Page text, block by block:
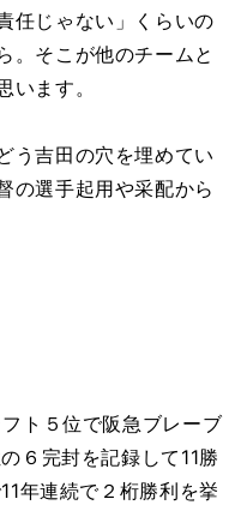
任じゃない」くらいの
。そこが他のチームと
います。
う吉田の穴を埋めてい
の選手起用や采配から
ト５位で阪急ブレーブ
６完封を記録して11勝
年連続で２桁勝利を挙